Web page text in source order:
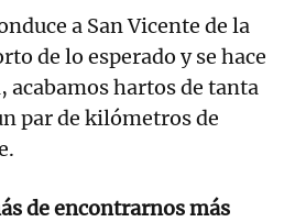
a San Vicente de la
de lo esperado y se hace
acabamos hartos de tanta
par de kilómetros de
de encontrarnos más